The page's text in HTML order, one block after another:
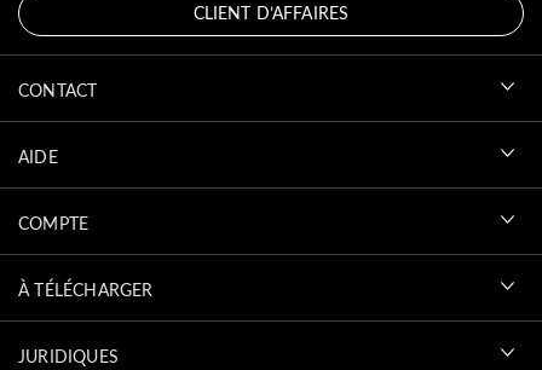
CLIENT D’AFFAIRES
CONTACT
AIDE
COMPTE
À TÉLÉCHARGER
JURIDIQUES